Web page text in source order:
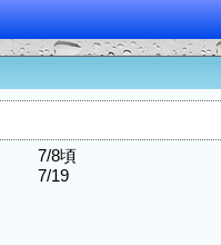
7/8頃
7/19